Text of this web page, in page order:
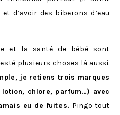
d’avoir des biberons d’eau
et la santé de bébé sont
plusieurs choses là aussi.
je retiens trois marques
chlore, parfum…) avec
eu de fuites. Pingo tout